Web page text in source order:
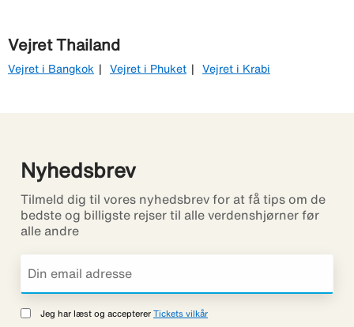
Vejret Thailand
Vejret i Bangkok Vejret i Phuket Vejret i Krabi
Nyhedsbrev
Tilmeld dig til vores nyhedsbrev for at få tips om de
bedste og billigste rejser til alle verdenshjørner før
alle andre
Jeg har læst og accepterer Tickets vilkår